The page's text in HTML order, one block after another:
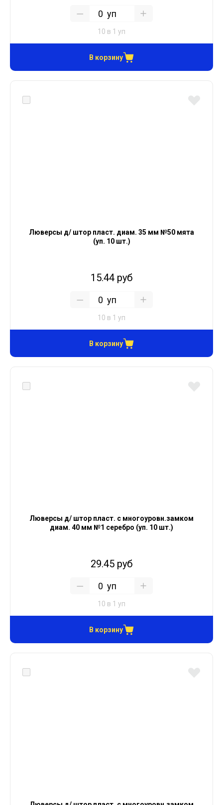
уп
10 в 1 уп
В корзину
Люверсы д/ штор пласт. диам. 35 мм №50 мята
(уп. 10 шт.)
15.44 руб
уп
10 в 1 уп
В корзину
Люверсы д/ штор пласт. с многоуровн.замком
диам. 40 мм №1 серебро (уп. 10 шт.)
29.45 руб
уп
10 в 1 уп
В корзину